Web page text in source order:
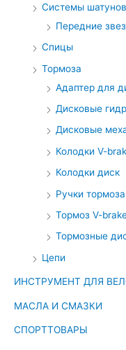
Системы
Передние
Спицы
Тормоза
Адаптер для
Дисковые
Дисковые
Колодки V-
Колодки диск
Ручки тормоза
Тормоз V-
Тормозные
Цепи
ИНСТРУМЕНТ ДЛЯ
МАСЛА И СМАЗКИ
СПОРТТОВАРЫ